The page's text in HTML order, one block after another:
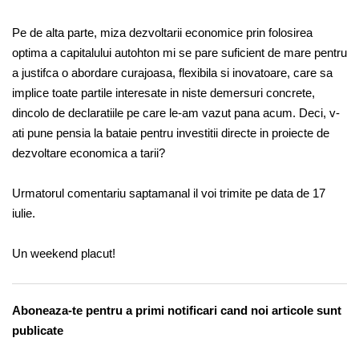
Pe de alta parte, miza dezvoltarii economice prin folosirea
optima a capitalului autohton mi se pare suficient de mare pentru
a justifca o abordare curajoasa, flexibila si inovatoare, care sa
implice toate partile interesate in niste demersuri concrete,
dincolo de declaratiile pe care le-am vazut pana acum. Deci, v-
ati pune pensia la bataie pentru investitii directe in proiecte de
dezvoltare economica a tarii?
Urmatorul comentariu saptamanal il voi trimite pe data de 17
iulie.
Un weekend placut!
Aboneaza-te pentru a primi notificari cand noi articole sunt
publicate